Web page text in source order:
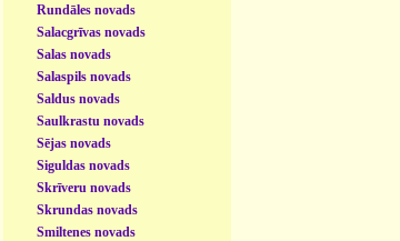
Rundāles novads
Salacgrīvas novads
Salas novads
Salaspils novads
Saldus novads
Saulkrastu novads
Sējas novads
Siguldas novads
Skrīveru novads
Skrundas novads
Smiltenes novads